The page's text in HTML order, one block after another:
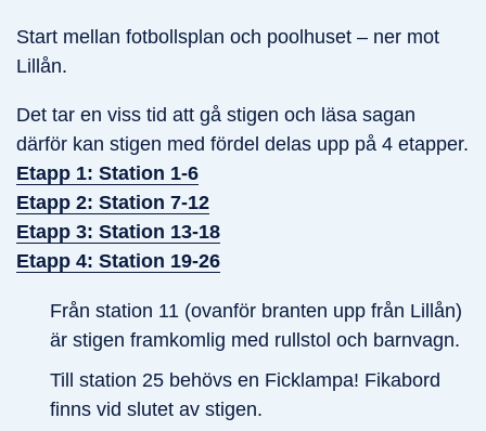
Start mellan fotbollsplan och poolhuset – ner mot
Lillån.
Det tar en viss tid att gå stigen och läsa sagan
därför kan stigen med fördel delas upp på 4 etapper.
Etapp 1: Station 1-6
Etapp 2: Station 7-12
Etapp 3: Station 13-18
Etapp 4: Station 19-26
Från station 11 (ovanför branten upp från Lillån)
är stigen framkomlig med rullstol och barnvagn.
Till station 25 behövs en Ficklampa! Fikabord
finns vid slutet av stigen.